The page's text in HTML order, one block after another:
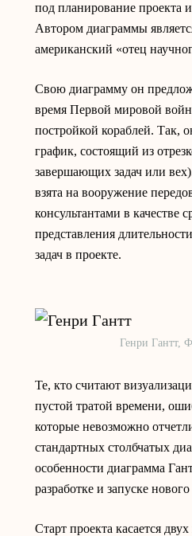
под планирование проекта
Автором диаграммы
американский «отец
Свою диаграмму он
время Первой мировой
постройкой кораблей. Так,
график, состоящий из
завершающих задач или
взята на вооружение
консультантами в качестве
представления
задач в проекте.
Генри Гантт,
Те, кто считают
пустой тратой времени,
которые невозможно
стандартных столбчатых
особенности диаграмма
разработке и запуске
Старт проекта касается